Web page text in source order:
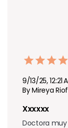
9/13/25, 12:21
By Mireya
Xxxxxx
Doctora